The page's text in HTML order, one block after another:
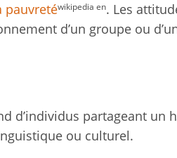
pauvretéwikipedia en. Les
d’un groupe ou
d’individus partageant un
ou culturel.